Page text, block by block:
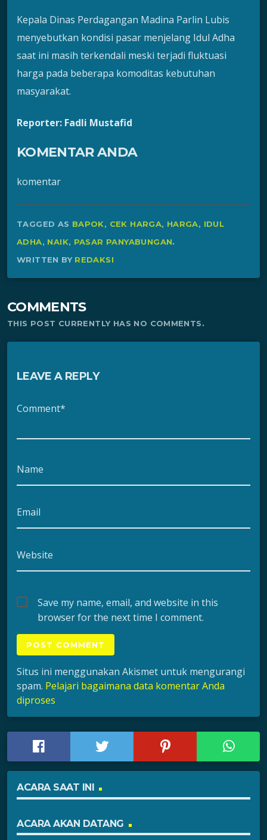
Kepala Dinas Perdagangan Madina Parlin Lubis
menyebutkan kondisi pasar menjelang Idul Adha
saat ini masih terkendali meski terjadi fluktuasi
harga pada beberapa komoditas kebutuhan
masyarakat.
Reporter: Fadli Mustafid
KOMENTAR ANDA
komentar
TAGGED AS BAPOK, CEK HARGA, HARGA, IDUL
ADHA, NAIK, PASAR PANYABUNGAN.
WRITTEN BY REDAKSI
COMMENTS
THIS POST CURRENTLY HAS NO COMMENTS.
LEAVE A REPLY
Comment*
Name
Email
Website
Save my name, email, and website in this
browser for the next time I comment.
Situs ini menggunakan Akismet untuk mengurangi
spam. Pelajari bagaimana data komentar Anda
diproses
ACARA SAAT INI
ACARA AKAN DATANG